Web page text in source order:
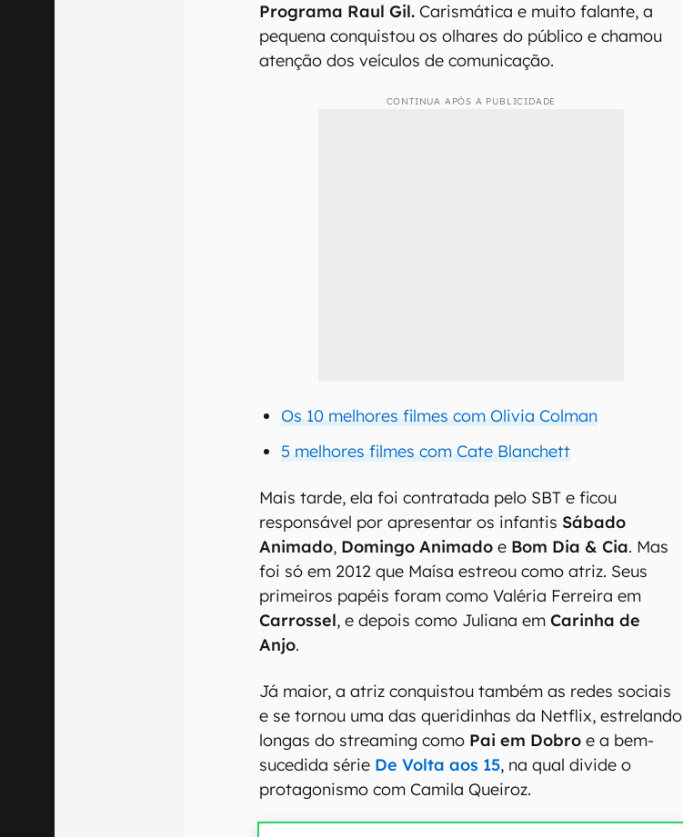
Programa Raul Gil. Carismática e muito falante, a
pequena conquistou os olhares do público e chamou
atenção dos veículos de comunicação.
CONTINUA APÓS A PUBLICIDADE
Os 10 melhores filmes com Olivia Colman
5 melhores filmes com Cate Blanchett
Mais tarde, ela foi contratada pelo SBT e ficou
responsável por apresentar os infantis Sábado
Animado, Domingo Animado e Bom Dia & Cia. Mas
foi só em 2012 que Maísa estreou como atriz. Seus
primeiros papéis foram como Valéria Ferreira em
Carrossel, e depois como Juliana emCarinha de
Anjo.
Já maior, a atriz conquistou também as redes sociais
e se tornou uma das queridinhas da Netflix, estrelando
longas do streaming como Pai em Dobro e a bem-
sucedida série De Volta aos 15, na qual divide o
protagonismo com Camila Queiroz.